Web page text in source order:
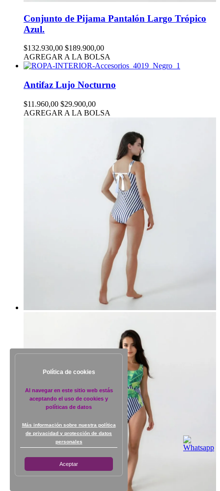
Conjunto de Pijama Pantalón Largo Trópico
Azul.
$132.930,00 $189.900,00
AGREGAR A LA BOLSA
Antifaz Lujo Nocturno
$11.960,00 $29.900,00
AGREGAR A LA BOLSA
Política de cookies
Al navegar en este sitio web estás
aceptando el uso de cookies y
políticas de datos
Más información sobre nuestra política
de privacidad y protección de datos
personales
Aceptar